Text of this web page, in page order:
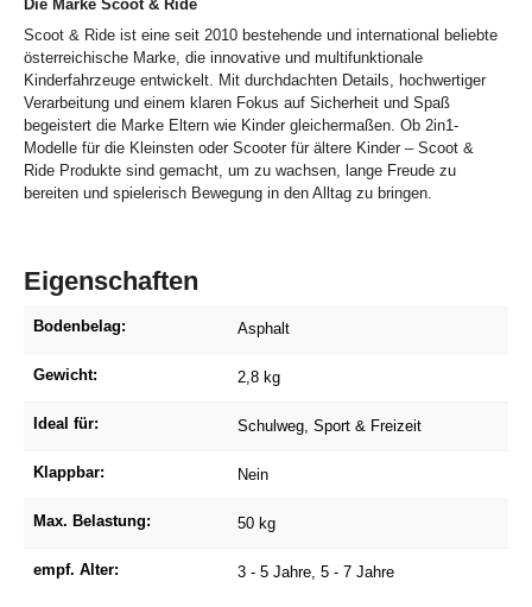
Die Marke Scoot & Ride
Scoot & Ride ist eine seit 2010 bestehende und international beliebte
österreichische Marke, die innovative und multifunktionale
Kinderfahrzeuge entwickelt. Mit durchdachten Details, hochwertiger
Verarbeitung und einem klaren Fokus auf Sicherheit und Spaß
begeistert die Marke Eltern wie Kinder gleichermaßen. Ob 2in1-
Modelle für die Kleinsten oder Scooter für ältere Kinder – Scoot &
Ride Produkte sind gemacht, um zu wachsen, lange Freude zu
bereiten und spielerisch Bewegung in den Alltag zu bringen.
Eigenschaften
Bodenbelag: Asphalt
Gewicht: 2,8 kg
Ideal für: Schulweg , Sport & Freizeit
Klappbar: Nein
Max. Belastung: 50 kg
empf. Alter: 3 - 5 Jahre , 5 - 7 Jahre